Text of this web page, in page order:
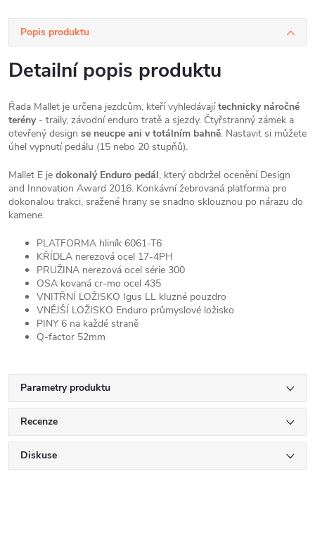
Popis produktu
Detailní popis produktu
Řada Mallet je určena jezdcům, kteří vyhledávajítechnicky náročné
terény- traily, závodní enduro tratě a sjezdy. Čtyřstranný zámek a
otevřený design se neucpe ani v totálním bahně. Nastavit si můžete
úhel vypnutí pedálu (15 nebo 20 stupňů).
Mallet E je dokonalý Enduro pedál, který obdržel ocenění Design
and Innovation Award 2016. Konkávní žebrovaná platforma pro
dokonalou trakci, sražené hrany se snadno sklouznou po nárazu do
kamene.
PLATFORMA hliník 6061-T6
KŘÍDLA nerezová ocel 17-4PH
PRUŽINA nerezová ocel série 300
OSA kovaná cr-mo ocel 435
VNITŘNÍ LOŽISKO Igus LL kluzné pouzdro
VNĚJŠÍ LOŽISKO Enduro průmyslové ložisko
PINY 6 na každé straně
Q-factor 52mm
Parametry produktu
Recenze
Diskuse